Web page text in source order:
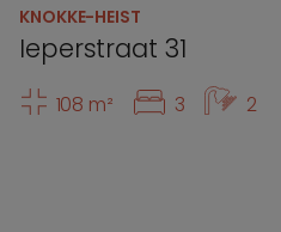
KNOKKE-HEIST
Ieperstraat 31
108 m² 3 2